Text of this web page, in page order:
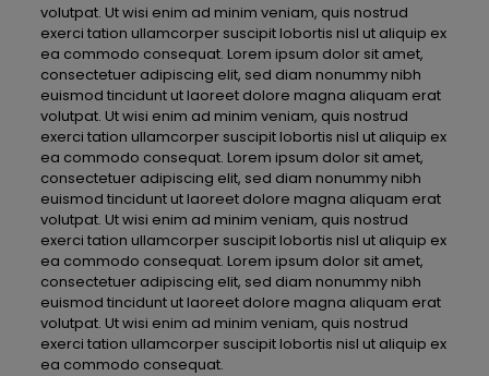
volutpat. Ut wisi enim ad minim veniam, quis nostrud
exerci tation ullamcorper suscipit lobortis nisl ut aliquip ex
ea commodo consequat. Lorem ipsum dolor sit amet,
consectetuer adipiscing elit, sed diam nonummy nibh
euismod tincidunt ut laoreet dolore magna aliquam erat
volutpat. Ut wisi enim ad minim veniam, quis nostrud
exerci tation ullamcorper suscipit lobortis nisl ut aliquip ex
ea commodo consequat. Lorem ipsum dolor sit amet,
consectetuer adipiscing elit, sed diam nonummy nibh
euismod tincidunt ut laoreet dolore magna aliquam erat
volutpat. Ut wisi enim ad minim veniam, quis nostrud
exerci tation ullamcorper suscipit lobortis nisl ut aliquip ex
ea commodo consequat. Lorem ipsum dolor sit amet,
consectetuer adipiscing elit, sed diam nonummy nibh
euismod tincidunt ut laoreet dolore magna aliquam erat
volutpat. Ut wisi enim ad minim veniam, quis nostrud
exerci tation ullamcorper suscipit lobortis nisl ut aliquip ex
ea commodo consequat.